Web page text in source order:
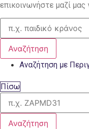
επικοινωνήστε μαζί
Αναζήτηση
Αναζήτηση με
Πίσω
Αναζήτηση